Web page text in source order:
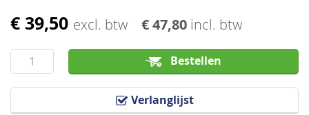
€ 39,50 excl. btw € 47,80 incl. btw
Bestellen
Verlanglijst
Ga
het
begin
van